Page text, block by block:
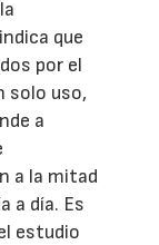
que
por el
solo uso,
a
a la mitad
a día. Es
estudio